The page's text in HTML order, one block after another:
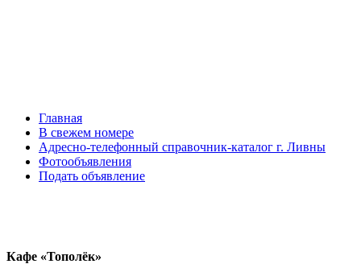
Главная
В свежем номере
Адресно-телефонный справочник-каталог г. Ливны
Фотообъявления
Подать объявление
Кафе «Тополёк»